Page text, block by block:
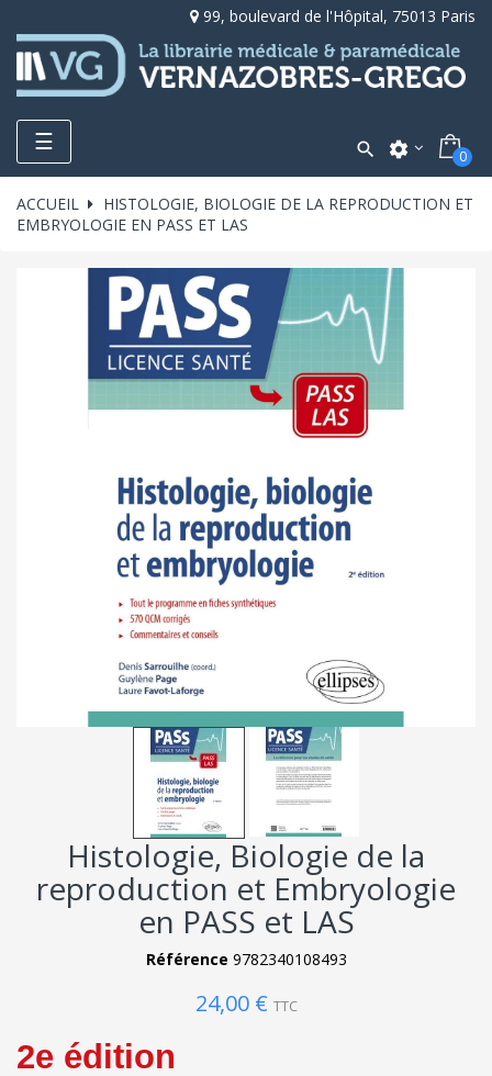
99, boulevard de l'Hôpital, 75013 Paris
Toggle
navigation
☰  settings 0
ACCUEIL
HISTOLOGIE, BIOLOGIE DE LA REPRODUCTION ET
EMBRYOLOGIE EN PASS ET LAS
Histologie, Biologie de la
reproduction et Embryologie
en PASS et LAS
Référence 9782340108493
24,00 € TTC
2e édition